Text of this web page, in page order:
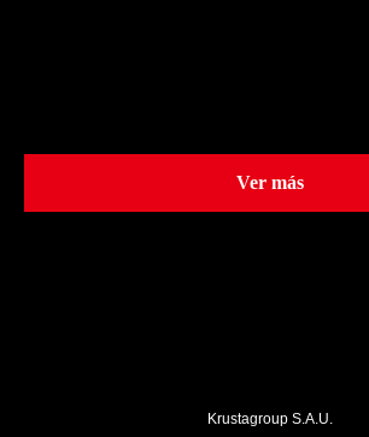
Ver más
Krustagroup S.A.U.